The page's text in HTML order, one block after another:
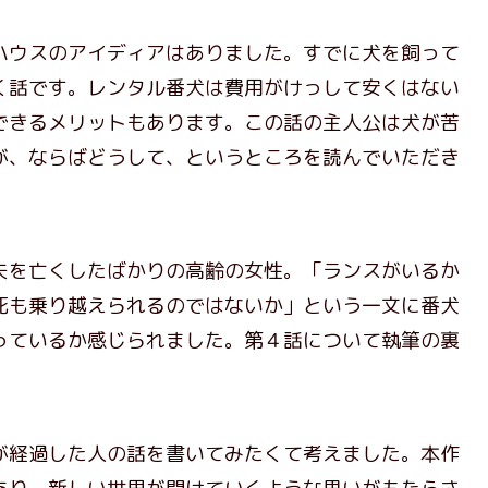
スのアイディアはありました。すでに犬を飼って
です。レンタル番犬は費用がけっして安くはない
るメリットもあります。この話の主人公は犬が苦
ならばどうして、というところを読んでいただき
亡くしたばかりの高齢の女性。「ランスがいるか
乗り越えられるのではないか」という一文に番犬
いるか感じられました。第４話について執筆の裏
過した人の話を書いてみたくて考えました。本作